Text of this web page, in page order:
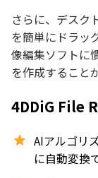
さらに、デスク
を簡単にドラッ
像編集ソフトに
を作成すること
4DDiG File
AIアルゴリ
に自動変換